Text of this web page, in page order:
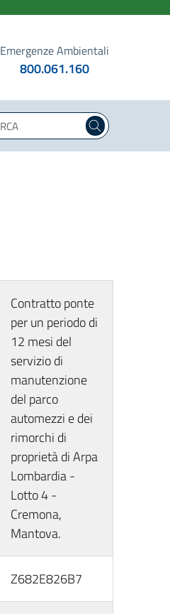
Emergenze Ambientali
800.061.160
Contratto ponte
per un periodo di
12 mesi del
servizio di
manutenzione
del parco
automezzi e dei
rimorchi di
proprietà di Arpa
Lombardia -
Lotto 4 -
Cremona,
Mantova.
Z682E826B7